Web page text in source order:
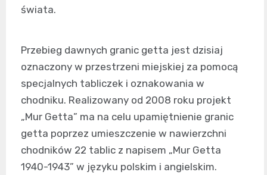
świata.
Przebieg dawnych granic getta jest dzisiaj
oznaczony w przestrzeni miejskiej za pomocą
specjalnych tabliczek i oznakowania w
chodniku. Realizowany od 2008 roku projekt
„Mur Getta” ma na celu upamiętnienie granic
getta poprzez umieszczenie w nawierzchni
chodników 22 tablic z napisem „Mur Getta
1940-1943” w języku polskim i angielskim.